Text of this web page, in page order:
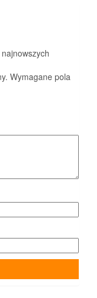
Wymagane pola